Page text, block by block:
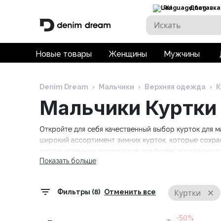
RU Доставка
Новые товары Женщины Мужчины
Denim Dream › Мальчики › Верхняя одежда ›
Мальчики Куртки
Откройте для себя качественный выбор курток для
широкий ассортимент зимних курток, которые
ассортиментом детских брюк и обуви, чтобы
Показать больше
Фильтры (8) Отменить все Куртки
-50%